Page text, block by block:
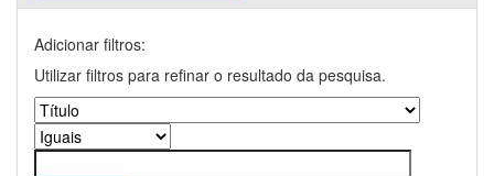
Adicionar filtros:
Utilizar filtros para refinar o resultado da pesquisa.